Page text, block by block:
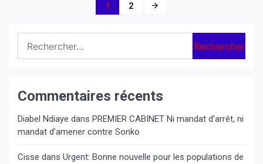
articles
1 2
Commentaires récents
Diabel Ndiaye dans PREMIER CABINET Ni mandat d’arrêt, ni
mandat d’amener contre Sonko
Cisse dans Urgent: Bonne nouvelle pour les populations de